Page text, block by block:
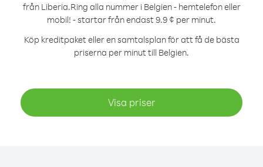
från Liberia.Ring alla nummer i Belgien - hemtelefon eller
mobil! - startar från endast 9.9 ¢ per minut.
Köp kreditpaket eller en samtalsplan för att få de bästa
priserna per minut till Belgien.
Visa priser